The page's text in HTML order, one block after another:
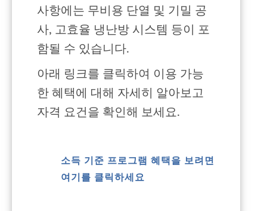
사항에는 무비용 단열 및 기밀 공
사, 고효율 냉난방 시스템 등이 포
함될 수 있습니다.
아래 링크를 클릭하여 이용 가능
한 혜택에 대해 자세히 알아보고
자격 요건을 확인해 보세요.
소득 기준 프로그램 혜택을 보려면
여기를 클릭하세요